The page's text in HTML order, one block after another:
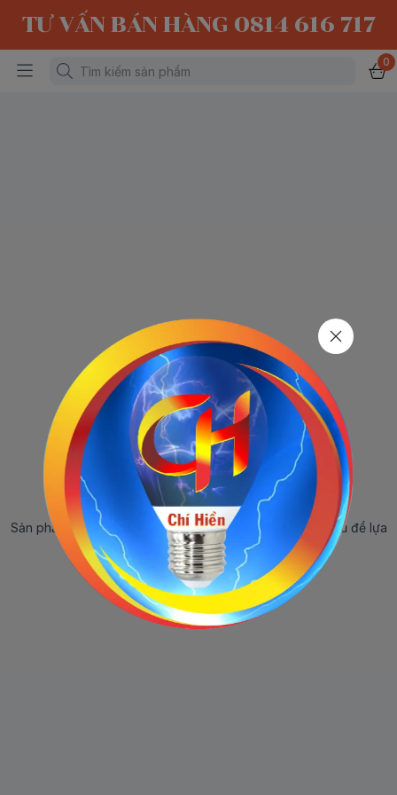
TƯ VẤN BÁN HÀNG 0814 616 717
0
Sản phẩm ngừng bán
Sản phẩm này hiện tại đã ngừng bán. Hãy trở về trang chủ để lựa
chọn sản phẩm khác.
Quay lại trang chủ